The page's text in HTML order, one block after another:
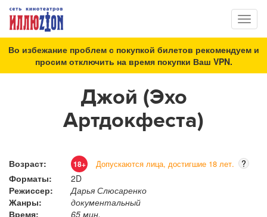
Во избежание проблем с покупкой билетов рекомендуем и
просим отключить на время покупки Ваш VPN.
Джой (Эхо
Артдокфеста)
Возраст: 18+ Допускаются лица, достигшие 18 лет.
?
Форматы:
2D
Режиссер:
Дарья Слюсаренко
Жанры:
документальный
Время:
65 мин.